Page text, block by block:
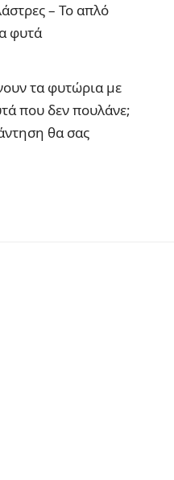
– Το απλό
φυτά
τα φυτώρια με
που δεν πουλάνε;
θα σας